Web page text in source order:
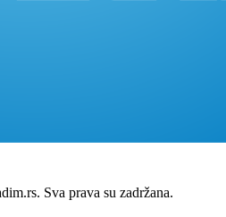
Sva prava su zadržana.